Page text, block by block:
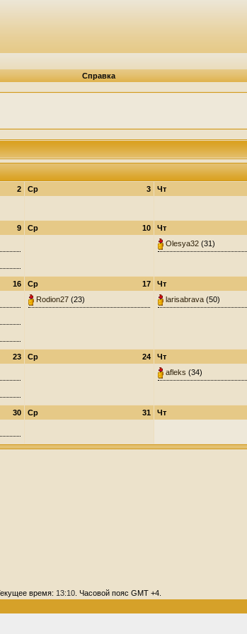
Справка
2 3
Ср Чт
9 10
Ср
Чт
Olesya32 (31)
16 17
Ср
Rodion27 (23)
Чт
larisabrava (50)
23 24
Ср
Чт
afleks (34)
30 31
Ср Чт
время: 13:10 . Часовой пояс GMT +4.